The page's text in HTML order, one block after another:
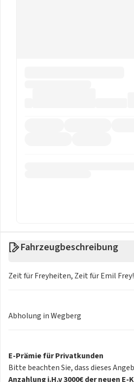
Fahrzeugbeschreibung
Zeit für Freyheiten, Zeit für Emil Frey!
Abholung in Wegberg
E-Prämie für Privatkunden
Bitte beachten Sie, dass dieses
Anzahlung i.H.v 3000€ der